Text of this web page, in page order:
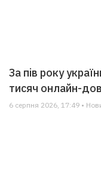
За пів року
тисяч онлайн-
6 серпня 2026, 17:49 •